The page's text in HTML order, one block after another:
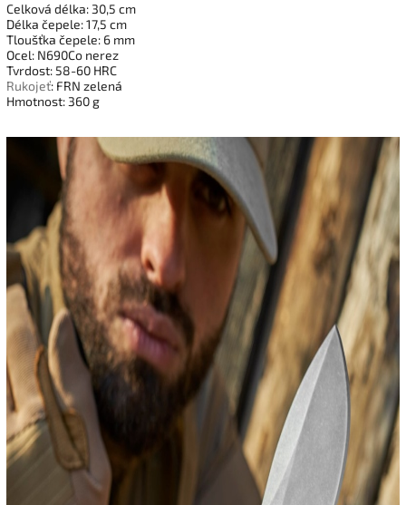
Celková délka: 30,5 cm
Délka čepele: 17,5 cm
Tloušťka čepele: 6 mm
Ocel: N690Co nerez
Tvrdost: 58-60 HRC
Rukojeť: FRN zelená
Hmotnost: 360 g